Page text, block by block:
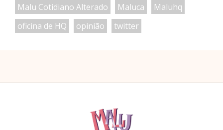
Malu Cotidiano Alterado
Maluca
Maluhq
oficina de HQ
opinião twitter